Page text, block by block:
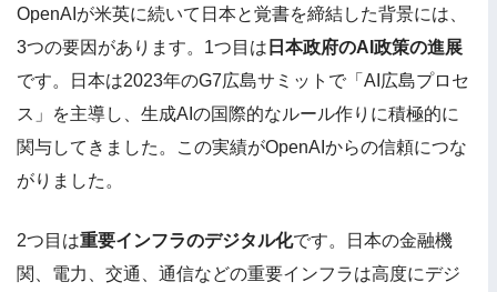
OpenAIが米英に続いて日本と覚書を締結した背景には、
3つの要因があります。1つ目は 日本政府のAI政策の進展
です。日本は2023年のG7広島サミットで「AI広島プロセ
ス」を主導し、生成AIの国際的なルール作りに積極的に
関与してきました。この実績がOpenAIからの信頼につな
がりました。
2つ目は重要インフラのデジタル化です。日本の金融機
関、電力、交通、通信などの重要インフラは高度にデジ